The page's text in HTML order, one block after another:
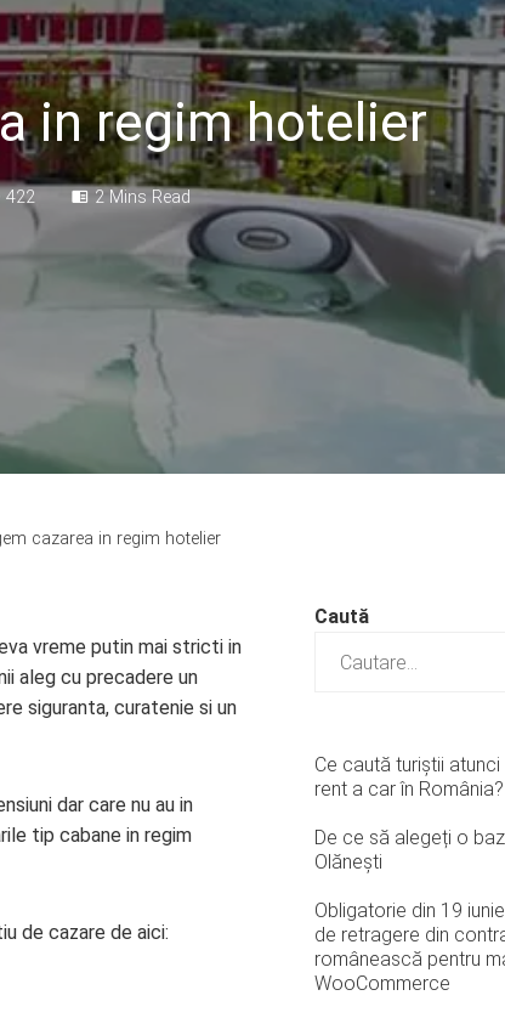
in regim hotelier
422 2 Mins Read
cazarea in regim hotelier
vreme putin mai stricti in
aleg cu precadere un
siguranta, curatenie si un
dar care nu au in
tip cabane in regim
de cazare de aici:
Caută
Ce caută turiștii
rent a car în România?
De ce să alegeți o
Olănești
Obligatorie din 19
de retragere din
românească pentru
WooCommerce